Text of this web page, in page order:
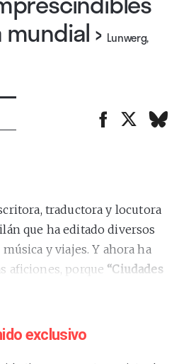
mundial› Lunwerg,
traductora y locutora
que ha editado diversos
y viajes. Y ahora ha
aficiones, porque “Ciudades
2024; traducción de
exclusivo